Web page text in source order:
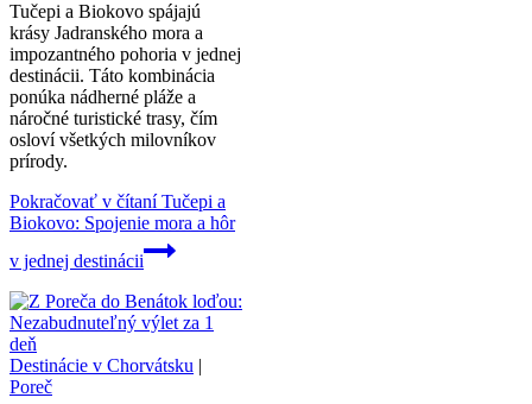
Tučepi a Biokovo spájajú
krásy Jadranského mora a
impozantného pohoria v jednej
destinácii. Táto kombinácia
ponúka nádherné pláže a
náročné turistické trasy, čím
osloví všetkých milovníkov
prírody.
Pokračovať v čítaníTučepi a
Biokovo: Spojenie mora a hôr
v jednej destinácii
Destinácie v Chorvátsku |
Poreč